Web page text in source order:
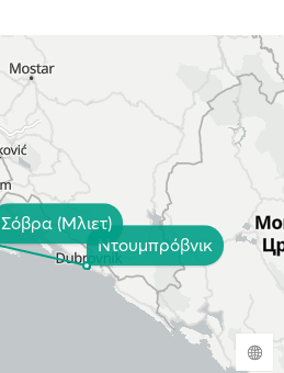
Ντουμπρόβνικ
Σόβρα (Μλιετ)